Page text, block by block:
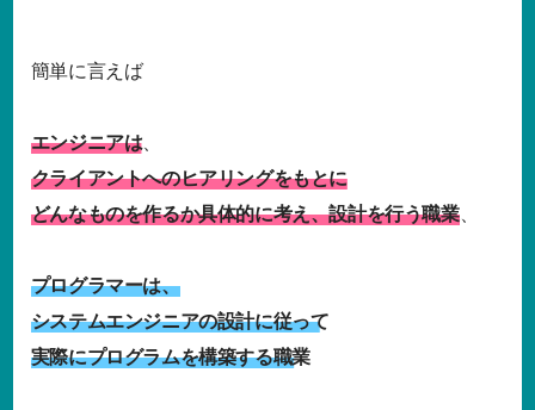
簡単に言えば
エンジニアは、
クライアントへのヒアリングをもとに
どんなものを作るか具体的に考え、設計を行う職業、
プログラマーは、
システムエンジニアの設計に従って
実際にプログラムを構築する職業